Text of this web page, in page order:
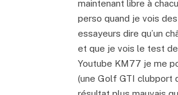
maintenant libre à
perso quand je vois
essayeurs dire qu’un
et que je vois le test de
Youtube KM77 je me
(une Golf GTI clubport